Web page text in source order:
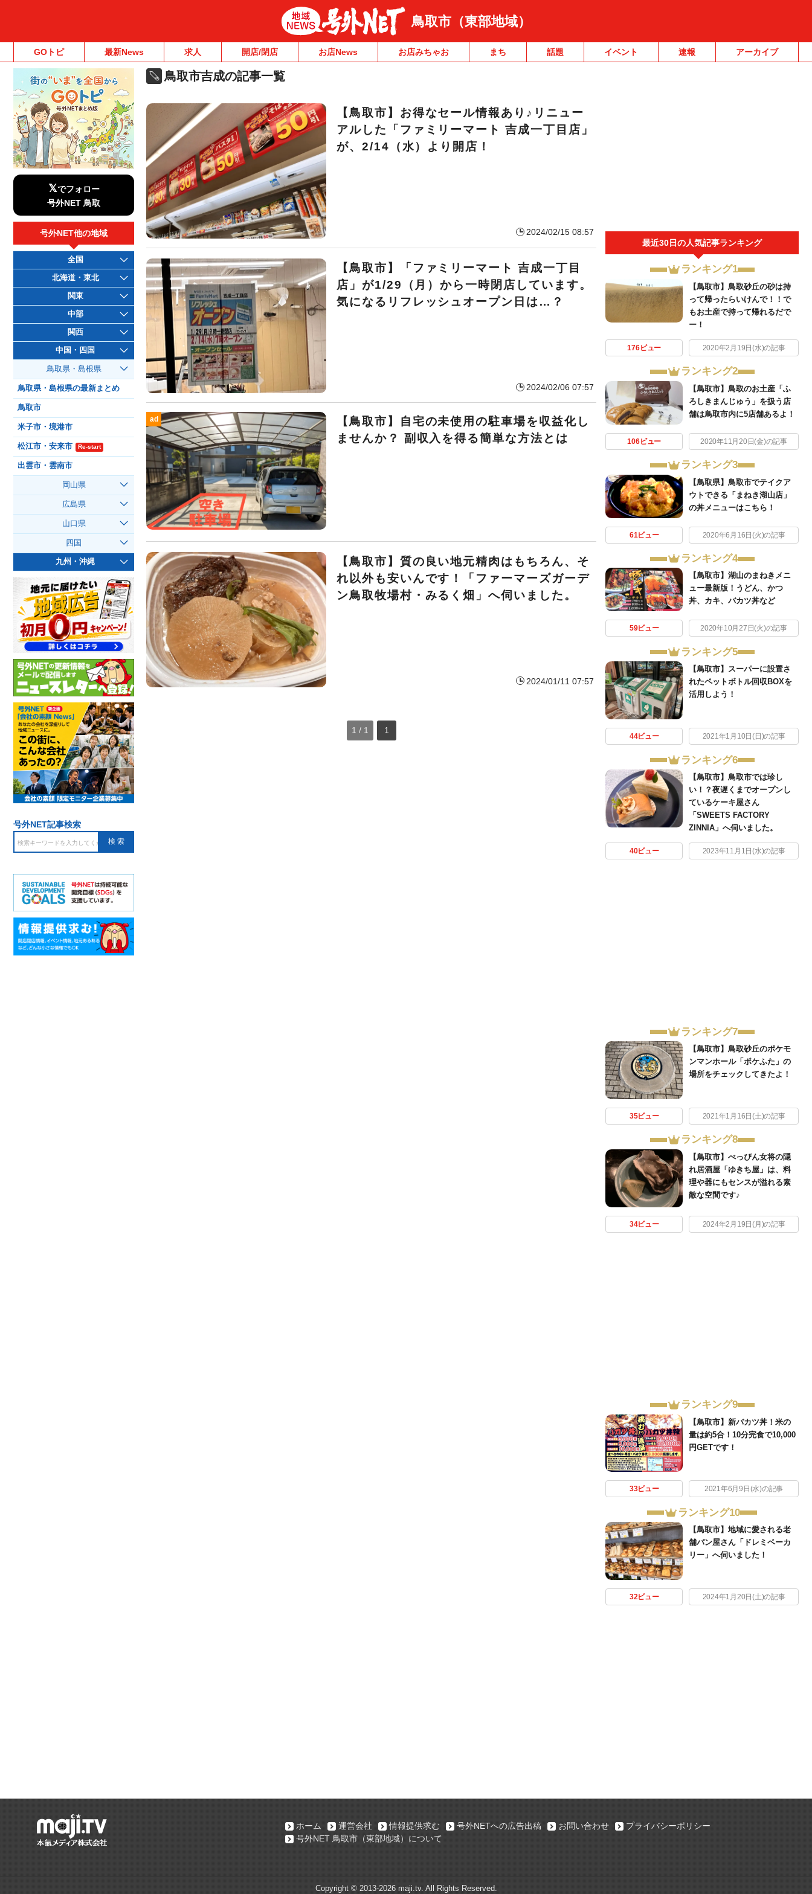
鳥取市（東部地域）
GOトピ 最新News 求人 開店/閉店 お店News お店みちゃお まち 話題 イベント 速報 アーカイブ
鳥取市吉成の記事一覧
【鳥取市】お得なセール情報あり♪リニュー
アルした「ファミリーマート 吉成一丁目店」
が、2/14（水）より開店！
2024/02/15 08:57
【鳥取市】「ファミリーマート 吉成一丁目
店」が1/29（月）から一時閉店しています。
気になるリフレッシュオープン日は…？
2024/02/06 07:57
ad
【鳥取市】自宅の未使用の駐車場を収益化し
ませんか？ 副収入を得る簡単な方法とは
【鳥取市】質の良い地元精肉はもちろん、そ
れ以外も安いんです！「ファーマーズガーデ
ン鳥取牧場村・みるく畑」へ伺いました。
2024/01/11 07:57
1 / 1 1
最近30日の人気記事ランキング
ランキング1
【鳥取市】鳥取砂丘の砂は持
って帰ったらいけんで！！で
もお土産で持って帰れるだで
ー！
176ビュー 2020年2月19日(水)の記事
ランキング2
【鳥取市】鳥取のお土産「ふ
ろしきまんじゅう」を扱う店
舗は鳥取市内に5店舗あるよ！
106ビュー 2020年11月20日(金)の記事
ランキング3
【鳥取県】鳥取市でテイクア
ウトできる「まねき湖山店」
の丼メニューはこちら！
61ビュー 2020年6月16日(火)の記事
ランキング4
【鳥取市】湖山のまねきメニ
ュー最新版！うどん、かつ
丼、カキ、バカツ丼など
59ビュー 2020年10月27日(火)の記事
ランキング5
【鳥取市】スーパーに設置さ
れたペットボトル回収BOXを
活用しよう！
44ビュー 2021年1月10日(日)の記事
ランキング6
【鳥取市】鳥取市では珍し
い！？夜遅くまでオープンし
ているケーキ屋さん
「SWEETS FACTORY
ZINNIA」へ伺いました。
40ビュー 2023年11月1日(水)の記事
ランキング7
【鳥取市】鳥取砂丘のポケモ
ンマンホール「ポケふた」の
場所をチェックしてきたよ！
35ビュー 2021年1月16日(土)の記事
ランキング8
【鳥取市】べっぴん女将の隠
れ居酒屋「ゆきち屋」は、料
理や器にもセンスが溢れる素
敵な空間です♪
34ビュー 2024年2月19日(月)の記事
ランキング9
【鳥取市】新バカツ丼！米の
量は約5合！10分完食で10,000
円GETです！
33ビュー 2021年6月9日(水)の記事
ランキング10
【鳥取市】地域に愛される老
舗パン屋さん「ドレミベーカ
リー」へ伺いました！
32ビュー 2024年1月20日(土)の記事
𝕏でフォロー
号外NET 鳥取
号外NET他の地域
全国
北海道・東北
関東
中部
関西
中国・四国
鳥取県・島根県
鳥取県・島根県の最新まとめ
鳥取市
米子市・境港市
松江市・安来市 Re-start
出雲市・雲南市
岡山県
広島県
山口県
四国
九州・沖縄
号外NET記事検索
ホーム 運営会社 情報提供求む 号外NETへの広告出稿 お問い合わせ
プライバシーポリシー
号外NET 鳥取市（東部地域）について
Copyright © 2013-2026 maji.tv. All Rights Reserved.